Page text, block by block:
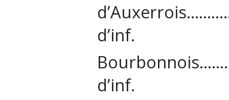
d’inf.
d’inf.